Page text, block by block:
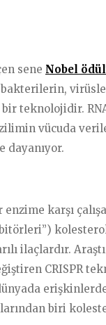
sene Nobel
teknolojidir.
vücuda
dayanıyor.
karşı
ilaçlardır.
CRISPR
biri